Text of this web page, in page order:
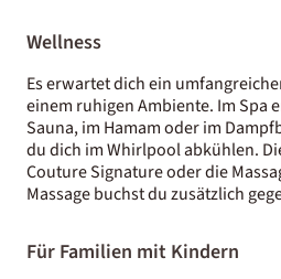
Wellness
Es erwartet dich ein
einem ruhigen Ambiente. Im Spa
Sauna, im Hamam oder im
du dich im Whirlpool abkühlen.
Couture Signature oder die
Massage buchst du zusätzlich
Für Familien mit Kindern